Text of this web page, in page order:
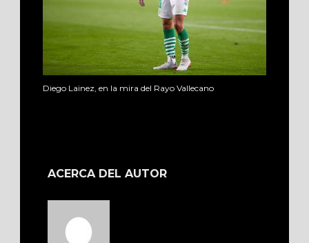
Diego Lainez, en la mira del Rayo Vallecano
ACERCA DEL AUTOR